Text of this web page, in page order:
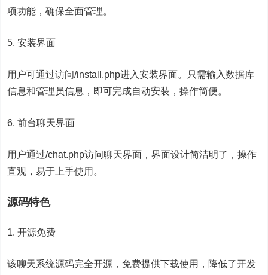
项功能，确保全面管理。
5. 安装界面
用户可通过访问/install.php进入安装界面。只需输入数据库
信息和管理员信息，即可完成自动安装，操作简便。
6. 前台聊天界面
用户通过/chat.php访问聊天界面，界面设计简洁明了，操作
直观，易于上手使用。
源码特色
1. 开源免费
该聊天系统源码完全开源，免费提供下载使用，降低了开发